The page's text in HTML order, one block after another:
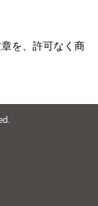
を、許可なく商